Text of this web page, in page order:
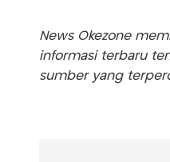
News Okezone
informasi terbaru
sumber yang